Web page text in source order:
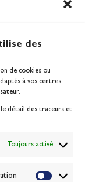
des
de cookies ou
à vos centres
détail des traceurs et
Toujours activé